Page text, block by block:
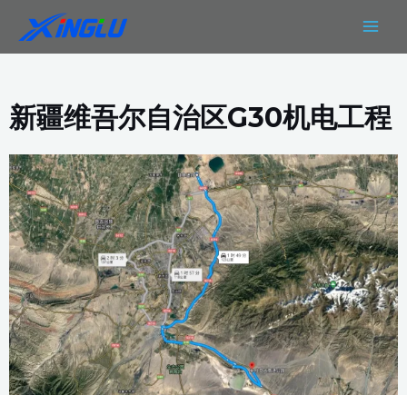
内
新疆维吾尔自治区G30机电工程